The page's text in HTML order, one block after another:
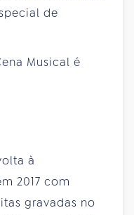
de
Musical é
à
2017 com
gravadas no